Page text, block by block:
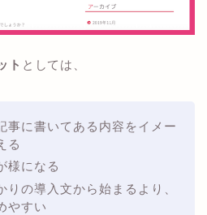
ト としては、
事に書いてある内容をイメー
る
様になる
りの導入文から始まるより、
やすい